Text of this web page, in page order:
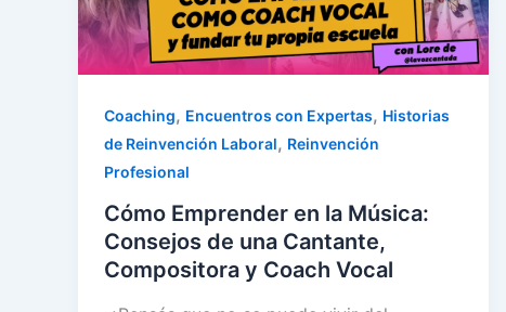
Coaching, Encuentros con Expertas, Historias
de Reinvención Laboral, Reinvención
Profesional
Cómo Emprender en la Música:
Consejos de una Cantante,
Compositora y Coach Vocal